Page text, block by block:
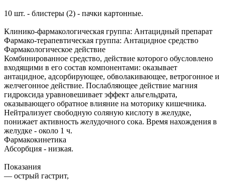
10 шт. - блистеры (2) - пачки картонные.
Клинико-фармакологическая группа: Антацидный препарат
Фармако-терапевтическая группа: Антацидное средство
Фармакологическое действие
Комбинированное средство, действие которого обусловлено
входящими в его состав компонентами: оказывает
антацидное, адсорбирующее, обволакивающее, ветрогонное и
желчегонное действие. Послабляющее действие магния
гидроксида уравновешивает эффект альгельдрата,
оказывающего обратное влияние на моторику кишечника.
Нейтрализует свободную соляную кислоту в желудке,
понижает активность желудочного сока. Время нахождения в
желудке - около 1 ч.
Фармакокинетика
Абсорбция - низкая.
Показания
— острый гастрит,